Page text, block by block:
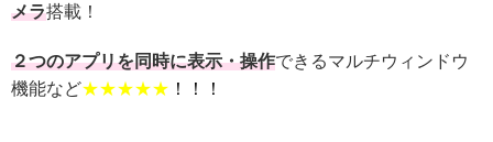
メラ搭載！
２つのアプリを同時に表示・操作できるマルチウィンドウ
機能など★★★★★ ！！！